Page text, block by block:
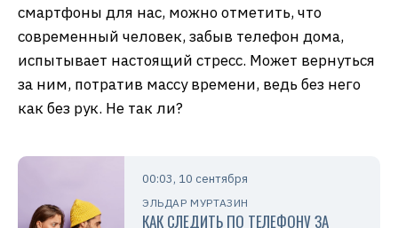
смартфоны для нас, можно отметить, что
современный человек, забыв телефон дома,
испытывает настоящий стресс. Может вернуться
за ним, потратив массу времени, ведь без него
как без рук. Не так ли?
00:03, 10 сентября
ЭЛЬДАР МУРТАЗИН
КАК СЛЕДИТЬ ПО ТЕЛЕФОНУ ЗА